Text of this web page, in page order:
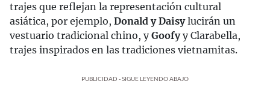
trajes que reflejan la representación cultural
asiática, por ejemplo, Donald y Daisylucirán un
vestuario tradicional chino, yGoofyy Clarabella,
trajes inspirados en las tradiciones vietnamitas.
PUBLICIDAD - SIGUE LEYENDO ABAJO